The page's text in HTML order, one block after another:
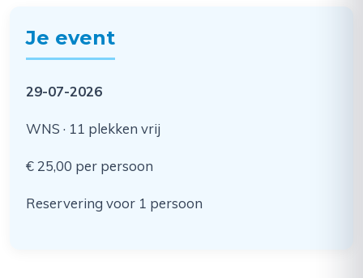
Je event
29-07-2026
WNS · 11 plekken vrij
€ 25,00 per persoon
Reservering voor 1 persoon